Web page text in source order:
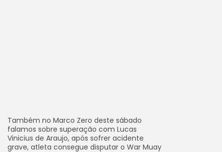
Também no Marco Zero deste sábado
falamos sobre superação com Lucas
Vinicius de Araujo, após sofrer acidente
grave, atleta consegue disputar o War Muay